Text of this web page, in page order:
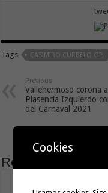
Tags CASIMIRO CURBELO OP.
Previous
Vallehermoso corona
Plasencia Izquierdo
del Carnaval 2021
Related Articles
Cookies